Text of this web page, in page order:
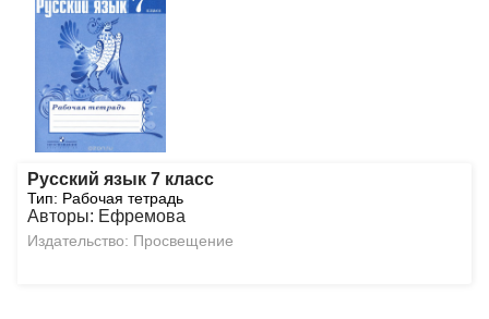
Русский язык 7 класс
Тип: Рабочая тетрадь
Авторы: Ефремова
Издательство: Просвещение